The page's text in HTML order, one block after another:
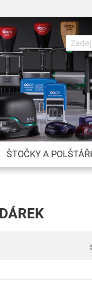
Search
ŠTOČKY A